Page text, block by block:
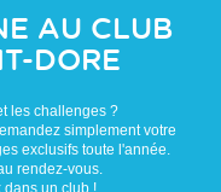
AU CLUB
DORE
les challenges ?
simplement votre
exclusifs toute l'année.
rendez-vous.
dans un club !